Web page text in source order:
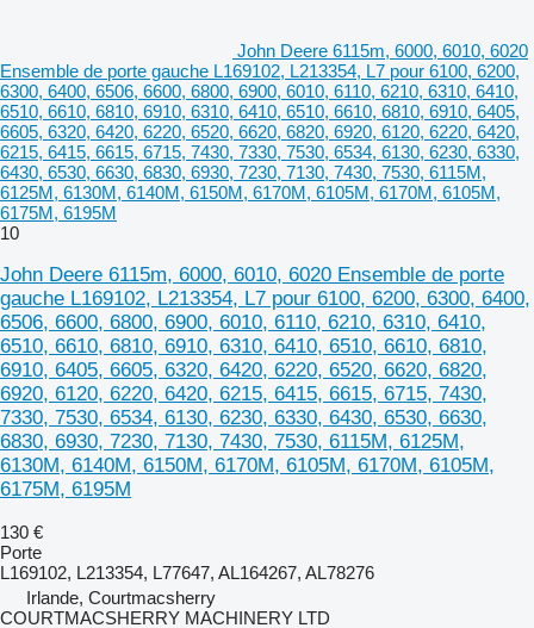
John Deere 6115m, 6000, 6010, 6020
Ensemble de porte gauche L169102, L213354, L7 pour 6100, 6200,
6300, 6400, 6506, 6600, 6800, 6900, 6010, 6110, 6210, 6310, 6410,
6510, 6610, 6810, 6910, 6310, 6410, 6510, 6610, 6810, 6910, 6405,
6605, 6320, 6420, 6220, 6520, 6620, 6820, 6920, 6120, 6220, 6420,
6215, 6415, 6615, 6715, 7430, 7330, 7530, 6534, 6130, 6230, 6330,
6430, 6530, 6630, 6830, 6930, 7230, 7130, 7430, 7530, 6115M,
6125M, 6130M, 6140M, 6150M, 6170M, 6105M, 6170M, 6105M,
6175M, 6195M
10
John Deere 6115m, 6000, 6010, 6020 Ensemble de porte
gauche L169102, L213354, L7 pour 6100, 6200, 6300, 6400,
6506, 6600, 6800, 6900, 6010, 6110, 6210, 6310, 6410,
6510, 6610, 6810, 6910, 6310, 6410, 6510, 6610, 6810,
6910, 6405, 6605, 6320, 6420, 6220, 6520, 6620, 6820,
6920, 6120, 6220, 6420, 6215, 6415, 6615, 6715, 7430,
7330, 7530, 6534, 6130, 6230, 6330, 6430, 6530, 6630,
6830, 6930, 7230, 7130, 7430, 7530, 6115M, 6125M,
6130M, 6140M, 6150M, 6170M, 6105M, 6170M, 6105M,
6175M, 6195M
130 €
Porte
L169102, L213354, L77647, AL164267, AL78276
Irlande, Courtmacsherry
COURTMACSHERRY MACHINERY LTD